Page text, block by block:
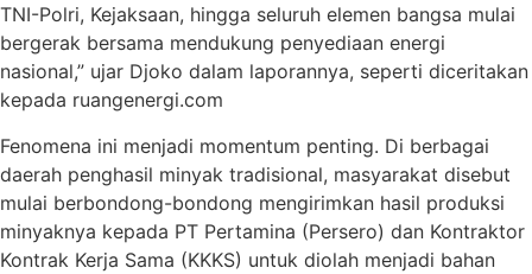
TNI-Polri, Kejaksaan, hingga seluruh elemen bangsa mulai
bergerak bersama mendukung penyediaan energi
nasional,” ujar Djoko dalam laporannya, seperti diceritakan
kepada ruangenergi.com
Fenomena ini menjadi momentum penting. Di berbagai
daerah penghasil minyak tradisional, masyarakat disebut
mulai berbondong-bondong mengirimkan hasil produksi
minyaknya kepada PT Pertamina (Persero) dan Kontraktor
Kontrak Kerja Sama (KKKS) untuk diolah menjadi bahan